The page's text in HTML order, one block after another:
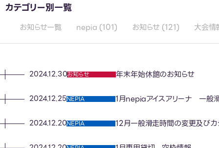
カテゴリー別一覧
お知らせ一覧 nepia (101) お知らせ (121) 大会情
年末年始休館のお知らせ
2024.12.30お知らせ
1月nepiaアイスアリーナ 一般
2024.12.25NEPIA
12月一般滑走時間の変更及びカ
2024.12.20NEPIA